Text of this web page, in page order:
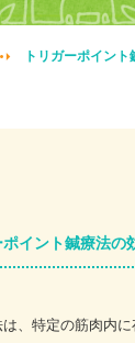
トリガーポイン
ポイント鍼療法の
、特定の筋肉内